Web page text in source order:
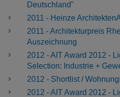
Deutschland"
2011 - Heinze
2011 - Architekturpreis
Auszeichnung
2012 - AIT Award 2012 -
Selection: Industrie +
2012 - Shortlist /
2012 - AIT Award 2012 -